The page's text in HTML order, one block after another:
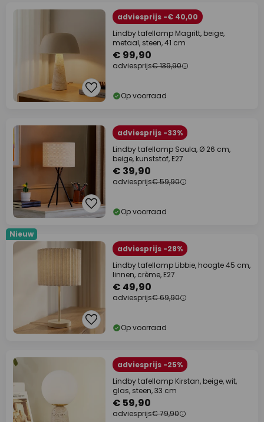
adviesprijs -€ 40,00
Lindby tafellamp Magritt, beige,
metaal, steen, 41 cm
€ 99,90
adviesprijs€ 139,90
Op voorraad
adviesprijs -33%
Lindby tafellamp Soula, Ø 26 cm,
beige, kunststof, E27
€ 39,90
adviesprijs€ 59,90
Op voorraad
Nieuw
adviesprijs -28%
Lindby tafellamp Libbie, hoogte 45 cm,
linnen, crème, E27
€ 49,90
adviesprijs€ 69,90
Op voorraad
adviesprijs -25%
Lindby tafellamp Kirstan, beige, wit,
glas, steen, 33 cm
€ 59,90
adviesprijs€ 79,90